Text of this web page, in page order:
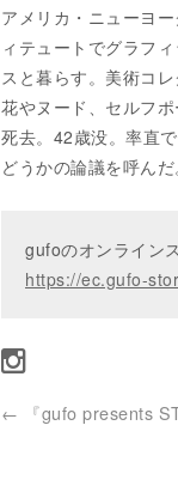
アメリカ・ニューヨ
ィテュートでグラフ
スと暮らす。美術コ
花やヌード、セルフ
死去。42歳没。率直
どうかの論議を呼ん
gufoのオンライン
https://ec.gufo-
← 『gufo presents